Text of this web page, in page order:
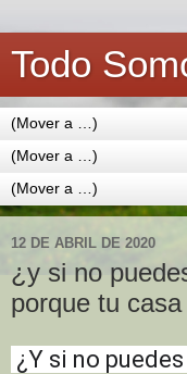
Todo
12 DE ABRIL DE 2020
¿y si no
porque tu
¿Y si no